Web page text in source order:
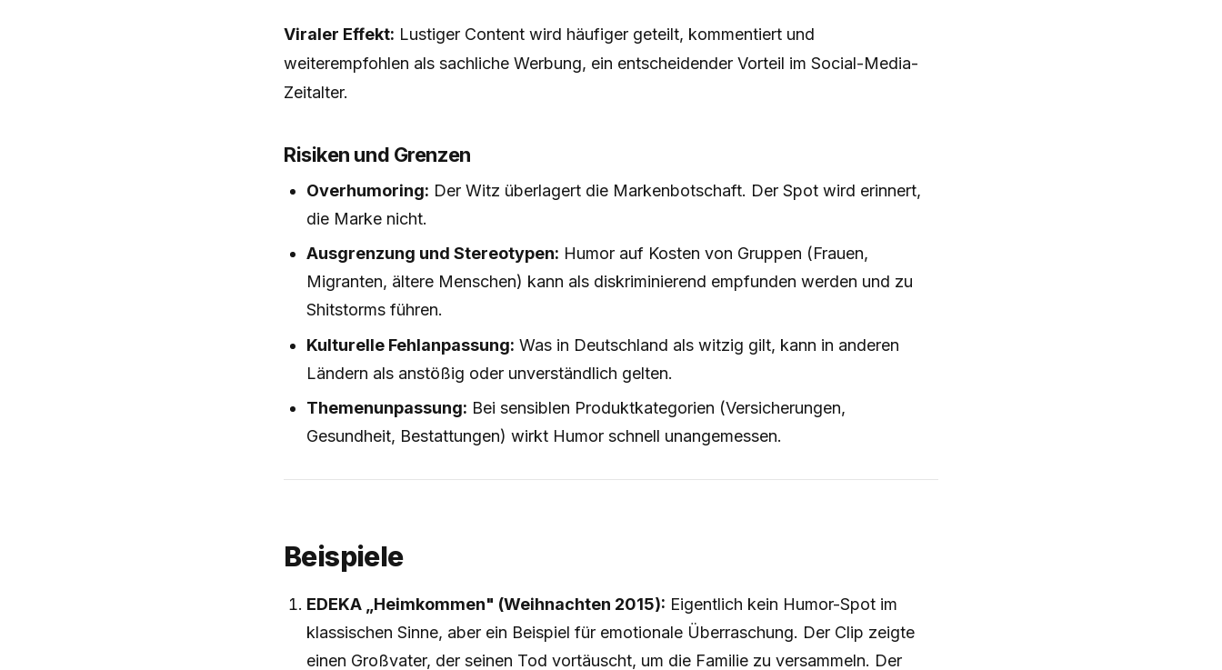
Viraler Effekt: Lustiger Content wird häufiger geteilt, kommentiert und
weiterempfohlen als sachliche Werbung, ein entscheidender Vorteil im Social-Media-
Zeitalter.
Risiken und Grenzen
Overhumoring: Der Witz überlagert die Markenbotschaft. Der Spot wird erinnert,
die Marke nicht.
Ausgrenzung und Stereotypen: Humor auf Kosten von Gruppen (Frauen,
Migranten, ältere Menschen) kann als diskriminierend empfunden werden und zu
Shitstorms führen.
Kulturelle Fehlanpassung: Was in Deutschland als witzig gilt, kann in anderen
Ländern als anstößig oder unverständlich gelten.
Themenunpassung: Bei sensiblen Produktkategorien (Versicherungen,
Gesundheit, Bestattungen) wirkt Humor schnell unangemessen.
Beispiele
EDEKA „Heimkommen" (Weihnachten 2015): Eigentlich kein Humor-Spot im
klassischen Sinne, aber ein Beispiel für emotionale Überraschung. Der Clip zeigte
einen Großvater, der seinen Tod vortäuscht, um die Familie zu versammeln. Der